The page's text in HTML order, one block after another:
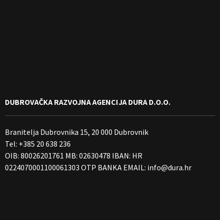
DUBROVAČKA RAZVOJNA AGENCIJA DURA D.O.O.
Branitelja Dubrovnika 15, 20 000 Dubrovnik
Tel: +385 20 638 236
OIB: 80026201761 MB: 02630478 IBAN: HR
0224070001100061303 OTP BANKA EMAIL: info@dura.hr